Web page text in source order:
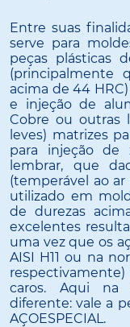
Entre suas
serve para
peças plásticas
(principalmente
acima de 44
e injeção de
Cobre ou outras
leves) matrizes
para injeção de
lembrar, que
(temperável ao
utilizado em
de durezas
excelentes
uma vez que os
AISI H11 ou na
caros. Aqui na
diferente: vale a
AÇOESPECIAL.